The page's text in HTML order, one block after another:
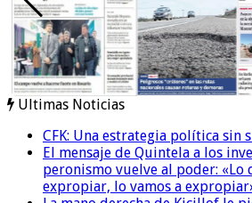
Ultimas Noticias
CFK: Una estrategia política sin
El mensaje de Quintela a los
peronismo vuelve al poder: «Lo
expropiar, lo vamos a